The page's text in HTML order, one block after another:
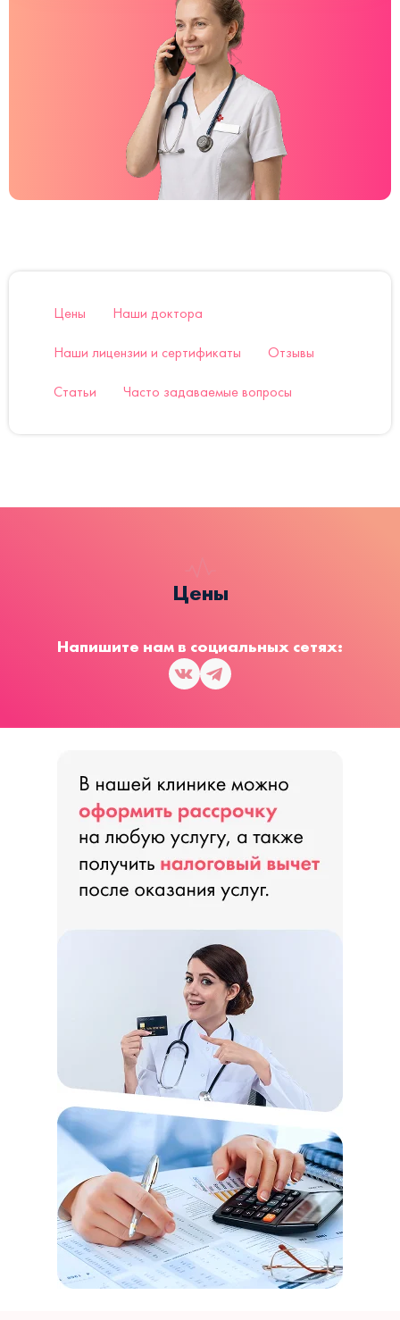
Цены Наши доктора
Наши лицензии и сертификаты Отзывы
Статьи Часто задаваемые вопросы
Цены
Напишите нам в социальных сетях: